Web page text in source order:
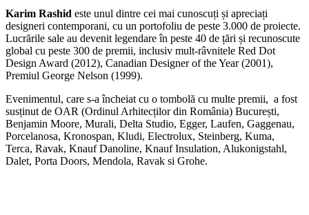
Karim Rashid este unul dintre cei mai cunoscuți și apreciați
designeri contemporani, cu un portofoliu de peste 3.000 de proiecte.
Lucrările sale au devenit legendare în peste 40 de țări și recunoscute
global cu peste 300 de premii, inclusiv mult-râvnitele Red Dot
Design Award (2012), Canadian Designer of the Year (2001),
Premiul George Nelson (1999).
Evenimentul, care s-a încheiat cu o tombolă cu multe premii, a fost
susținut de OAR (Ordinul Arhitecților din România) București,
Benjamin Moore, Murali, Delta Studio, Egger, Laufen, Gaggenau,
Porcelanosa, Kronospan, Kludi, Electrolux, Steinberg, Kuma,
Terca, Ravak, Knauf Danoline, Knauf Insulation, Alukonigstahl,
Dalet, Porta Doors, Mendola, Ravak si Grohe.